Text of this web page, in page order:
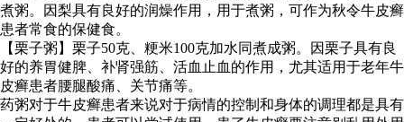
煮粥。因梨具有良好的润燥作用，用于煮粥，可作为秋令牛皮癣
患者常食的保健食。
【栗子粥】栗子50克、粳米100克加水同煮成粥。因栗子具有良
好的养胃健脾、补肾强筋、活血止血的作用，尤其适用于老年牛
皮癣患者腰腿酸痛、关节痛等。
药粥对于牛皮癣患者来说对于病情的控制和身体的调理都是具有